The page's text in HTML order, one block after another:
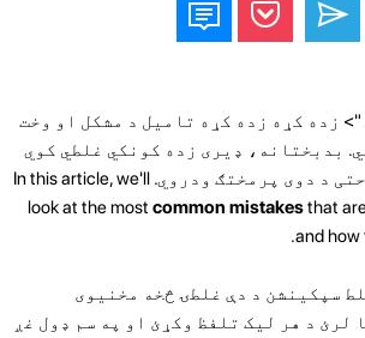
"فونټ وزن: 400؛"> زده کړه زده کړه تامیل د مشکل او وخت
بدبختانه، ډیری زده کونکي غلطي کوي
چې کولی شي ورو یا حتی د دوی پرمختګ ودروي. In this article, we'll
look at the most common mistakesthat
سپکینشن د دې غلطۍ څخه مخنیوی
لرئ د هر لیک تلفظ وکړئ او په سم ډول غږ